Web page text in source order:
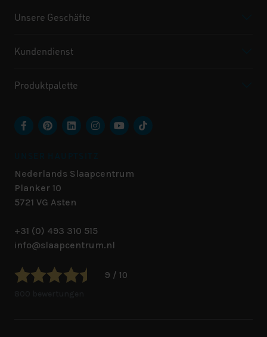
Unsere Geschäfte
Kundendienst
Produktpalette
Nederlands Slaapcentrum
Planker 10
5721 VG Asten
+31 (0) 493 310 515
info@slaapcentrum.nl
9 / 10